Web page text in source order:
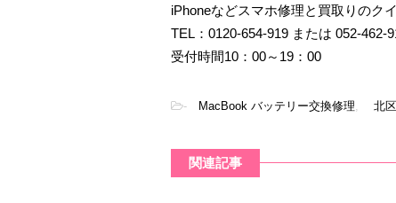
iPhoneなどスマホ修理と買取りのク
TEL：0120-654-919 または 052-462-
受付時間10：00～19：00
- MacBook バッテリー交換修理, 北区
関連記事